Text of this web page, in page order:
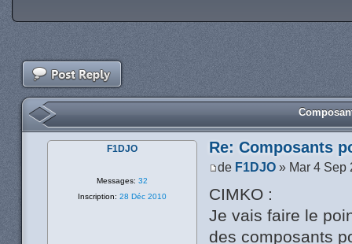
Re: Composants
de F1DJO » Mar 4 Sep
CIMKO :
Je vais faire le
des composants
F1DJO
Messages: 32
Inscription: 28 Déc 2010